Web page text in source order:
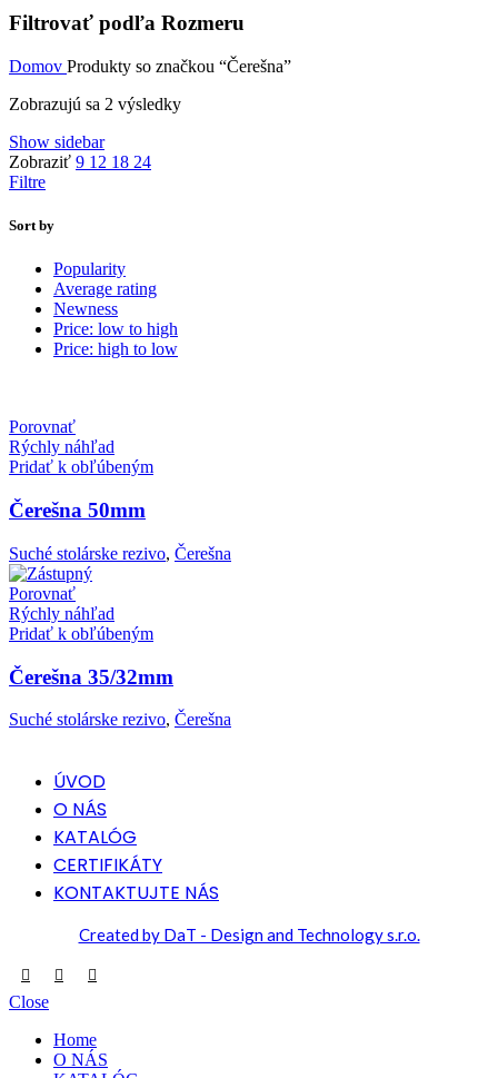
Filtrovať podľa Rozmeru
Domov Produkty so značkou “Čerešna”
Zobrazujú sa 2 výsledkySorted
Show sidebar
Zobraziť 9 12 18 24
Filtre
Sort by
Popularity
Average rating
Newness
Price: low to high
Price: high to low
Porovnať
Rýchly náhľad
Pridať k obľúbeným
Čerešna 50mm
Suché stolárske rezivo, Čerešna
Porovnať
Rýchly náhľad
Pridať k obľúbeným
Čerešna 35/32mm
Suché stolárske rezivo, Čerešna
ÚVOD
O NÁS
KATALÓG
CERTIFIKÁTY
KONTAKTUJTE NÁS
Created by DaT - Design and Technology s.r.o.
Close
Home
O NÁS